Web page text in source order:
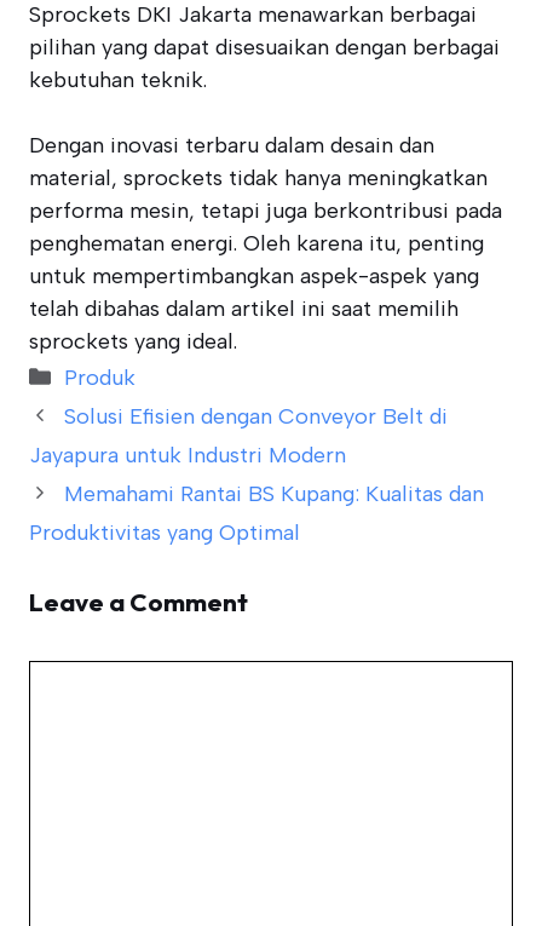
Sprockets DKI Jakarta menawarkan berbagai
pilihan yang dapat disesuaikan dengan berbagai
kebutuhan teknik.
Dengan inovasi terbaru dalam desain dan
material, sprockets tidak hanya meningkatkan
performa mesin, tetapi juga berkontribusi pada
penghematan energi. Oleh karena itu, penting
untuk mempertimbangkan aspek-aspek yang
telah dibahas dalam artikel ini saat memilih
sprockets yang ideal.
Categories
Produk
Solusi Efisien dengan Conveyor Belt di
Jayapura untuk Industri Modern
Memahami Rantai BS Kupang: Kualitas dan
Produktivitas yang Optimal
Leave a Comment